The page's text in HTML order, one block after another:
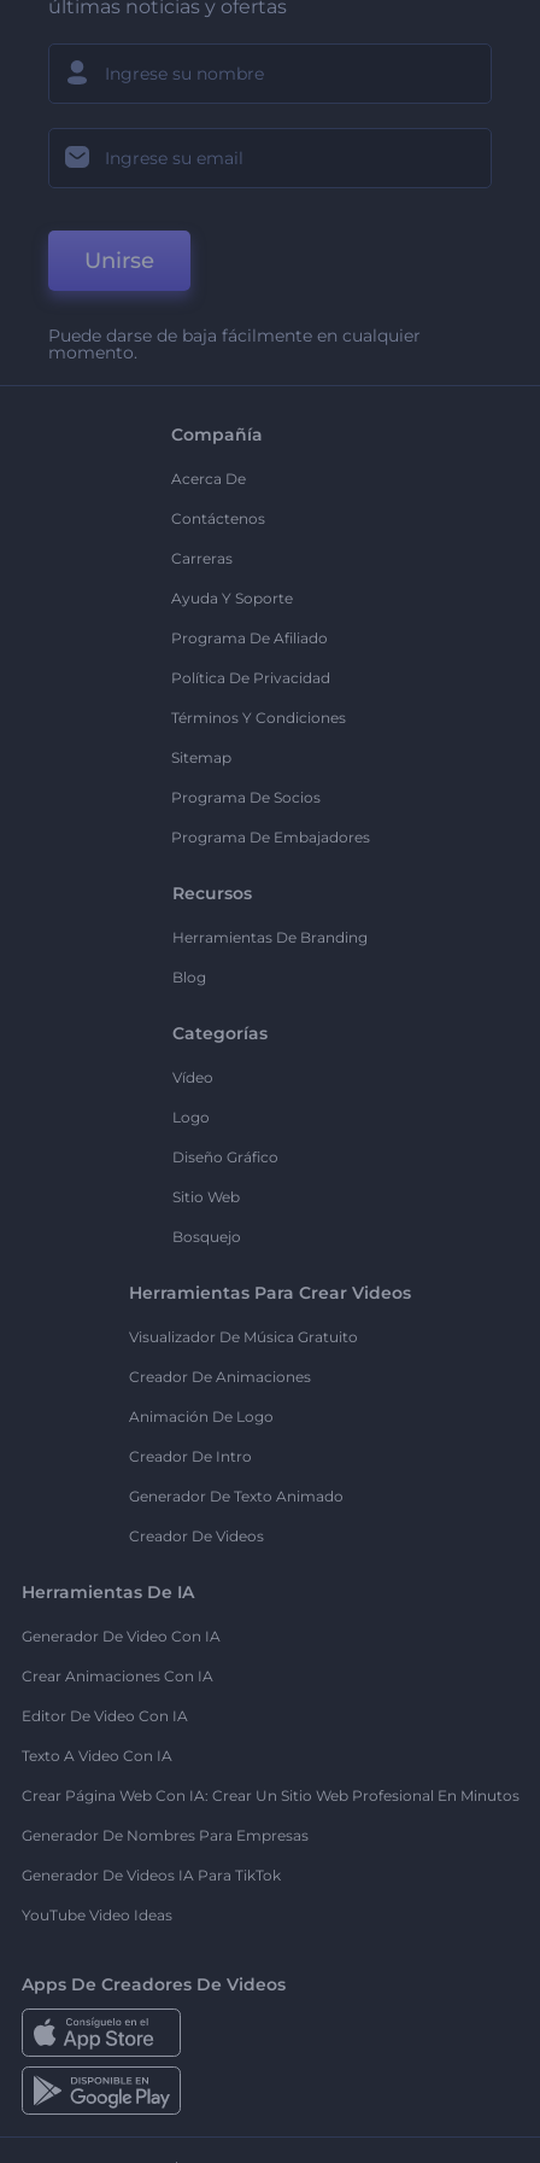
últimas noticias y ofertas
Unirse
Puede darse de baja fácilmente en cualquier
momento.
Compañía
Acerca De
Contáctenos
Carreras
Ayuda Y Soporte
Programa De Afiliado
Política De Privacidad
Términos Y Condiciones
Sitemap
Programa De Socios
Programa De Embajadores
Recursos
Herramientas De Branding
Blog
Categorías
Vídeo
Logo
Diseño Gráfico
Sitio Web
Bosquejo
Herramientas Para Crear Videos
Visualizador De Música Gratuito
Creador De Animaciones
Animación De Logo
Creador De Intro
Generador De Texto Animado
Creador De Videos
Herramientas De IA
Generador De Video Con IA
Crear Animaciones Con IA
Editor De Video Con IA
Texto A Video Con IA
Crear Página Web Con IA: Crear Un Sitio Web Profesional En Minutos
Generador De Nombres Para Empresas
Generador De Videos IA Para TikTok
YouTube Video Ideas
Apps De Creadores De Videos